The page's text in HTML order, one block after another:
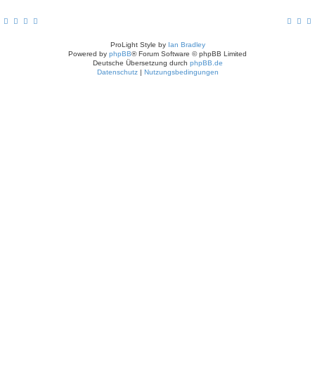
ProLight Style by Ian Bradley
Powered by phpBB® Forum Software © phpBB Limited
Deutsche Übersetzung durch phpBB.de
Datenschutz | Nutzungsbedingungen